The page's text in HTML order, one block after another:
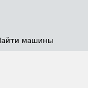
машины